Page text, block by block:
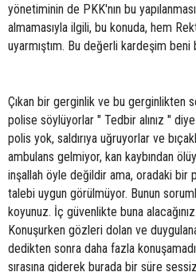
yönetiminin de PKK'nın bu
almamasıyla ilgili, bu konuda, hem
uyarmıştım. Bu değerli kardeşim beni
Çıkan bir gerginlik ve bu gerginlikten
polise söylüyorlar " Tedbir alınız "
polis yok, saldırıya uğruyorlar ve
ambulans gelmiyor, kan kaybından
inşallah öyle değildir ama, oradaki bir
talebi uygun görülmüyor. Bunun
koyunuz. İç güvenlikte buna
Konuşurken gözleri dolan ve
dedikten sonra daha fazla
sırasına giderek burada bir süre